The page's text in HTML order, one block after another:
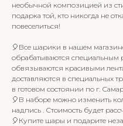
необычной композицией из
подарка той, кто никогда не
повеселиться!
🎈Все шарики в нашем
обрабатываются специальным
обвязываются красивыми
доставляются в специальных
в готовом состоянии по г.
🎈В наборе можно изменить
надпись . Стоимость будет
🎈Купите шары и подарите